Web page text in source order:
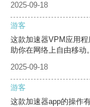
2025-09-18
游客
这款加速器VPM应用
助你在网络上自由移动。
2025-09-18
游客
这款加速器app的操作